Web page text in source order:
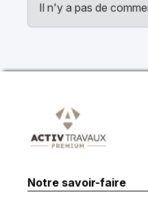
Il n'y a pas de
Notre savoir-faire